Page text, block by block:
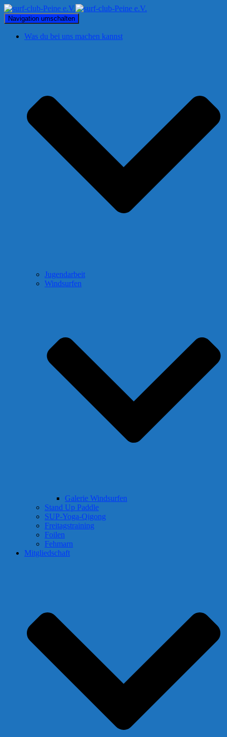
Navigation umschalten
Was du bei uns machen kannst
Jugendarbeit
Windsurfen
Galerie Windsurfen
Stand Up Paddle
SUP-Yoga-Qigong
Freitagstraining
Foilen
Fehmarn
Mitgliedschaft